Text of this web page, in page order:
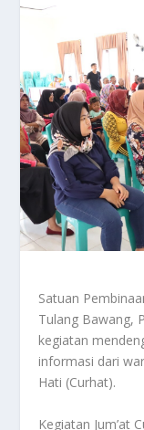
Satuan
Tulang Bawang,
kegiatan
informasi dari
Hati (Curhat).
Kegiatan Jum’at